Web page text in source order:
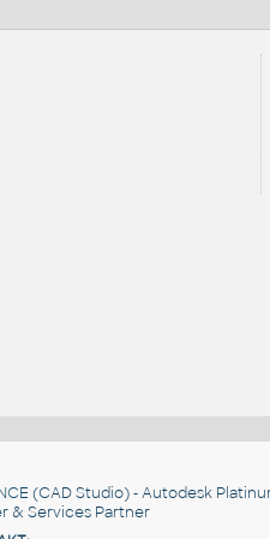
(CAD Studio) - Autodesk
& Services Partner